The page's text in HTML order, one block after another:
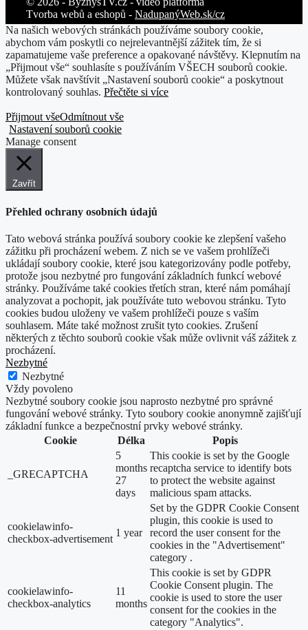
Tvorba webů a eshopů - NadupanýWeb.sk/cz
Na našich webových stránkách používáme soubory cookie,
abychom vám poskytli co nejrelevantnější zážitek tím, že si
zapamatujeme vaše preference a opakované návštěvy. Klepnutím na
„Přijmout vše“ souhlasíte s používáním VŠECH souborů cookie.
Můžete však navštívit „Nastavení souborů cookie“ a poskytnout
kontrolovaný souhlas. Přečtěte si více
Přijmout všeOdmítnout vše
Nastavení souborů cookie
Manage consent
Zavřít
Přehled ochrany osobních údajů
Tato webová stránka používá soubory cookie ke zlepšení vašeho
zážitku při procházení webem. Z nich se ve vašem prohlížeči
ukládají soubory cookie, které jsou kategorizovány podle potřeby,
protože jsou nezbytné pro fungování základních funkcí webové
stránky. Používáme také cookies třetích stran, které nám pomáhají
analyzovat a pochopit, jak používáte tuto webovou stránku. Tyto
cookies budou uloženy ve vašem prohlížeči pouze s vaším
souhlasem. Máte také možnost zrušit tyto cookies. Zrušení
některých z těchto souborů cookie však může ovlivnit váš zážitek z
procházení.
Nezbytné
Nezbytné
Vždy povoleno
Nezbytné soubory cookie jsou naprosto nezbytné pro správné
fungování webové stránky. Tyto soubory cookie anonymně zajišťují
základní funkce a bezpečnostní prvky webové stránky.
Cookie
Délka Popis
_GRECAPTCHA
5
months
27
days
This cookie is set by the Google
recaptcha service to identify bots
to protect the website against
malicious spam attacks.
cookielawinfo-
checkbox-advertisement
1 year
Set by the GDPR Cookie Consent
plugin, this cookie is used to
record the user consent for the
cookies in the "Advertisement"
category .
cookielawinfo-
checkbox-analytics
11
months
This cookie is set by GDPR
Cookie Consent plugin. The
cookie is used to store the user
consent for the cookies in the
category "Analytics".